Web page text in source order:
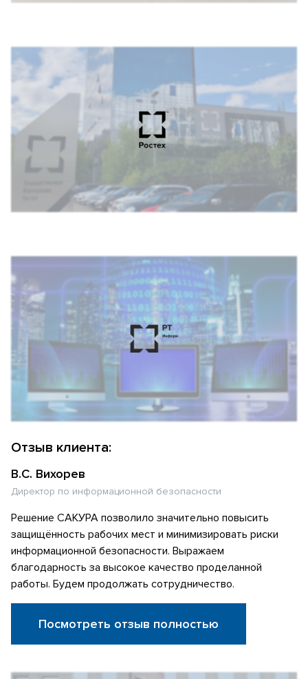
Отзыв клиента:
В.С. Вихорев
Директор по информационной безопасности
Решение САКУРА позволило значительно повысить
защищённость рабочих мест и минимизировать риски
информационной безопасности. Выражаем
благодарность за высокое качество проделанной
работы. Будем продолжать сотрудничество.
Посмотреть отзыв полностью